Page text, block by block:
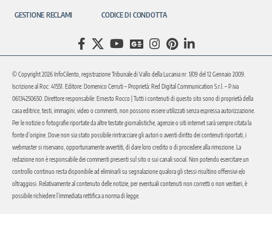
GESTIONE RECLAMI CODICE DI CONDOTTA
© Copyright 2026 InfoCilento, registrazione Tribunale di Vallo della Lucania nr. 1/09 del 12 Gennaio 2009.
Iscrizione al Roc: 41551. Editore: Domenico Cerruti – Proprietà: Red Digital Communication S.r.l. – P.iva
06134250650. Direttore responsabile: Ernesto Rocco | Tutti i contenuti di questo sito sono di proprietà della
casa editrice, testi, immagini, video o commenti, non possono essere utilizzati senza espressa autorizzazione.
Per le notizie o fotografie riportate da altre testate giornalistiche, agenzie o siti internet sarà sempre citata la
fonte d’origine. Dove non sia stato possibile rintracciare gli autori o aventi diritto dei contenuti riportati, i
webmaster si riservano, opportunamente avvertiti, di dare loro credito o di procedere alla rimozione. La
redazione non è responsabile dei commenti presenti sul sito o sui canali social. Non potendo esercitare un
controllo continuo resta disponibile ad eliminarli su segnalazione qualora gli stessi risultino offensivi e/o
oltraggiosi. Relativamente al contenuto delle notizie, per eventuali contenuti non corretti o non veritieri, è
possibile richiedere l’immediata rettifica a norma di legge.